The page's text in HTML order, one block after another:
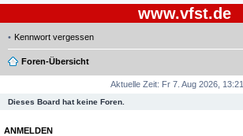
www.vfst.de
Kennwort vergessen
Foren-Übersicht
Aktuelle Zeit: Fr 7. Aug 2026, 13:21
Dieses Board hat keine Foren.
ANMELDEN